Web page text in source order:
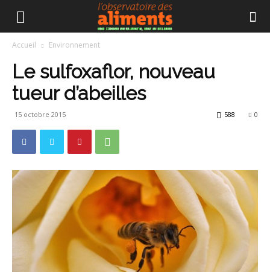
Accueil Environnement
Le sulfoxaflor, nouveau
tueur d’abeilles
15 octobre 2015 0
588